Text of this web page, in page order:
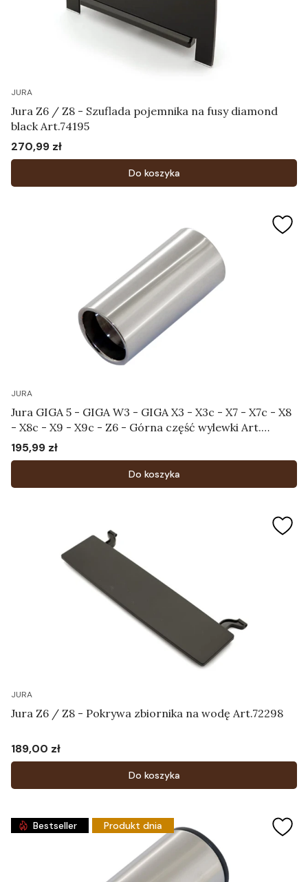
JURA
Jura Z6 / Z8 - Szuflada pojemnika na fusy diamond
black Art.74195
Cena
270,99 zł
Do koszyka
JURA
Jura GIGA 5 - GIGA W3 - GIGA X3 - X3c - X7 - X7c - X8
- X8c - X9 - X9c - Z6 - Górna część wylewki Art.
69909
Cena
195,99 zł
Do koszyka
JURA
Jura Z6 / Z8 - Pokrywa zbiornika na wodę Art.72298
Cena
189,00 zł
Do koszyka
Bestseller Produkt dnia